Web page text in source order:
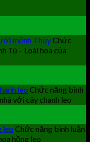
mệnh ThủyChức
Tú – Loài hoa của
leoChức năng bình
với cây chanh leo
leoChức năng bình luận
hồng leo